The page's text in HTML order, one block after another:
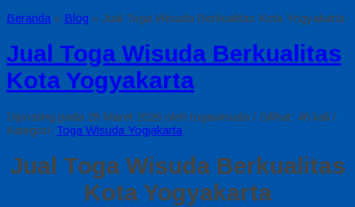
Beranda » Blog » Jual Toga Wisuda Berkualitas Kota Yogyakarta
Jual Toga Wisuda Berkualitas
Kota Yogyakarta
Diposting pada 28 Maret 2026 oleh togawisuda / Dilihat: 46 kali /
Kategori: Toga Wisuda Yogjakarta
Jual Toga Wisuda Berkualitas
Kota Yogyakarta